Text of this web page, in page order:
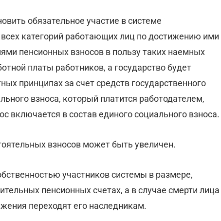
обязательное участие в системе
категорий работающих лиц по достижению ими
пенсионных взносов в пользу таких наемных
платы работников, а государство будет
принципах за счет средств государственного
взноса, который платится работодателем,
включается в состав единого социального взноса.
взносов может быть увеличен.
участников системы в размере,
пенсионных счетах, а в случае смерти лица
переходят его наследникам.